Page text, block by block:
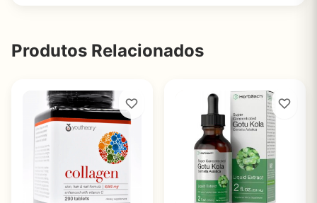
Produtos Relacionados